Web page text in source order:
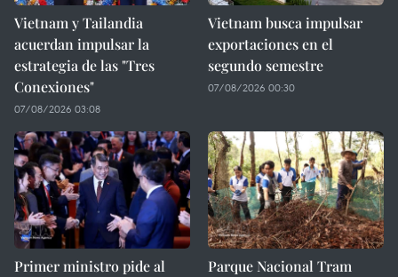
Vietnam y Tailandia
acuerdan impulsar la
estrategia de las "Tres
Conexiones"
07/08/2026 03:08
Vietnam busca impulsar
exportaciones en el
segundo semestre
07/08/2026 00:30
Primer ministro pide al
Parque Nacional Tram